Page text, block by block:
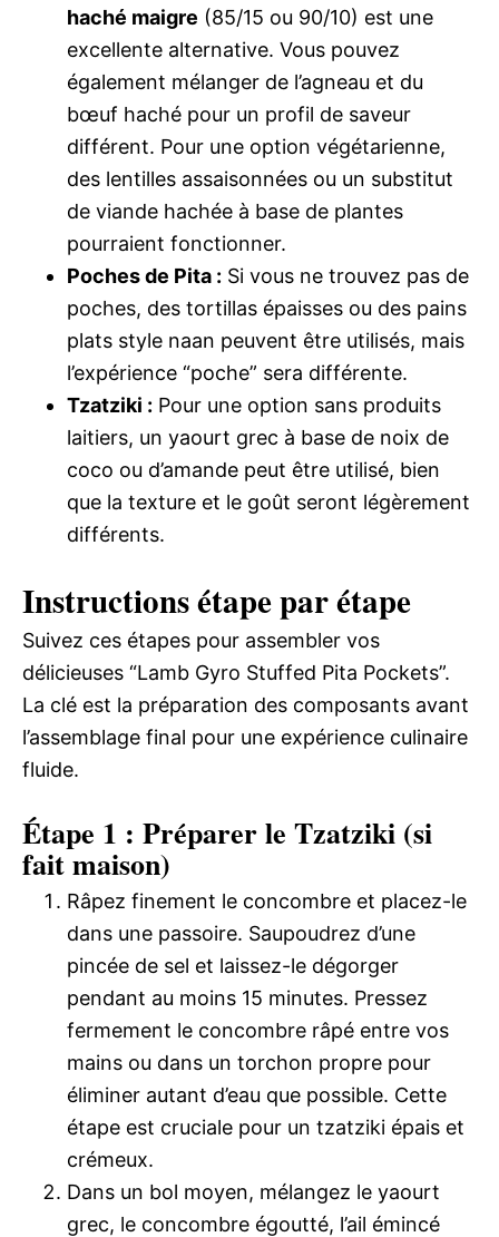
haché maigre (85/15 ou 90/10) est une
excellente alternative. Vous pouvez
également mélanger de l’agneau et du
bœuf haché pour un profil de saveur
différent. Pour une option végétarienne,
des lentilles assaisonnées ou un substitut
de viande hachée à base de plantes
pourraient fonctionner.
Poches de Pita : Si vous ne trouvez pas de
poches, des tortillas épaisses ou des pains
plats style naan peuvent être utilisés, mais
l’expérience “poche” sera différente.
Tzatziki : Pour une option sans produits
laitiers, un yaourt grec à base de noix de
coco ou d’amande peut être utilisé, bien
que la texture et le goût seront légèrement
différents.
Instructions étape par étape
Suivez ces étapes pour assembler vos
délicieuses “Lamb Gyro Stuffed Pita Pockets”.
La clé est la préparation des composants avant
l’assemblage final pour une expérience culinaire
fluide.
Étape 1 : Préparer le Tzatziki (si
fait maison)
Râpez finement le concombre et placez-le
dans une passoire. Saupoudrez d’une
pincée de sel et laissez-le dégorger
pendant au moins 15 minutes. Pressez
fermement le concombre râpé entre vos
mains ou dans un torchon propre pour
éliminer autant d’eau que possible. Cette
étape est cruciale pour un tzatziki épais et
crémeux.
Dans un bol moyen, mélangez le yaourt
grec, le concombre égoutté, l’ail émincé